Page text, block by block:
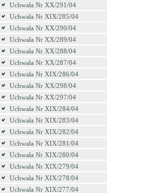
Uchwała Nr XX/291/04
Uchwała Nr XIX/285/04
Uchwała Nr XX/290/04
Uchwała Nr XX/289/04
Uchwała Nr XX/288/04
Uchwała Nr XX/287/04
Uchwała Nr XIX/286/04
Uchwała Nr XX/298/04
Uchwała Nr XX/297/04
Uchwała Nr XIX/284/04
Uchwała Nr XIX/283/04
Uchwała Nr XIX/282/04
Uchwała Nr XIX/281/04
Uchwała Nr XIX/280/04
Uchwała Nr XIX/279/04
Uchwała Nr XIX/278/04
Uchwała Nr XIX/277/04